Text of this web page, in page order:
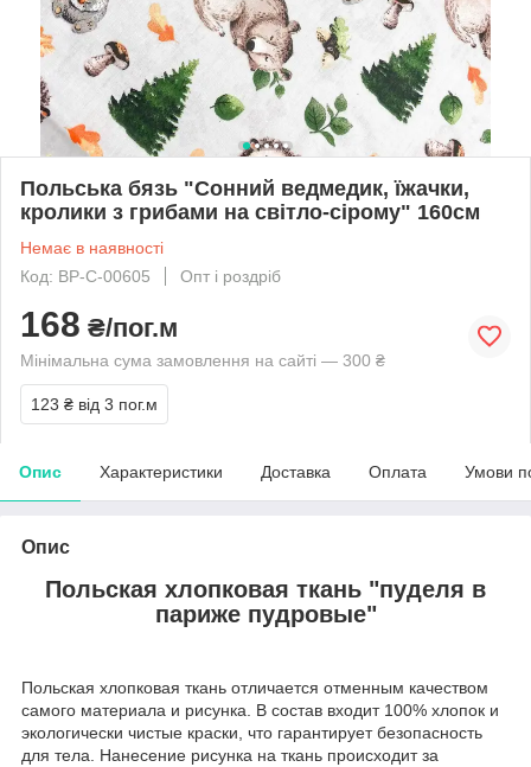
Польська бязь "Сонний ведмедик, їжачки,
кролики з грибами на світло-сірому" 160см
Немає в наявності
Код: BP-C-00605
Опт і роздріб
168 ₴/пог.м
Мінімальна сума замовлення на сайті — 300 ₴
123 ₴ від 3 пог.м
Опис Характеристики Доставка Оплата Умови
Опис
Польская хлопковая ткань "пуделя в
париже пудровые"
Польская хлопковая ткань отличается отменным качеством
самого материала и рисунка. В состав входит 100% хлопок и
экологически чистые краски, что гарантирует безопасность
для тела. Нанесение рисунка на ткань происходит за